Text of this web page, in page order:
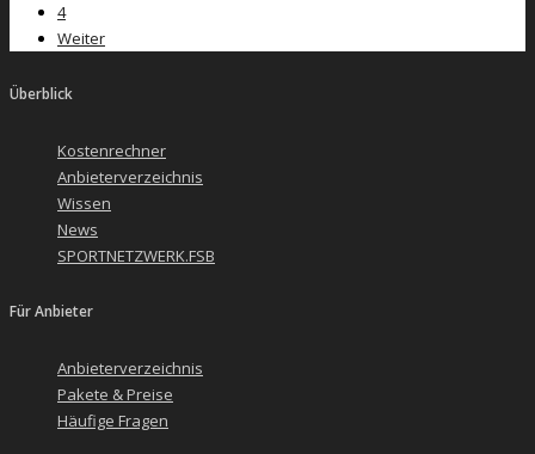
4
Weiter
Überblick
Kostenrechner
Anbieterverzeichnis
Wissen
News
SPORTNETZWERK.FSB
Für Anbieter
Anbieterverzeichnis
Pakete & Preise
Häufige Fragen